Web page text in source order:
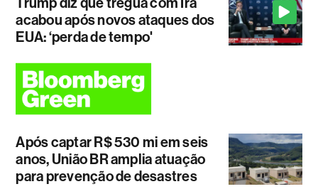
acabou após novos ataques dos
EUA: ‘perda de tempo'
Após captar R$ 530 mi em seis
anos, União BR amplia atuação
para prevenção de desastres